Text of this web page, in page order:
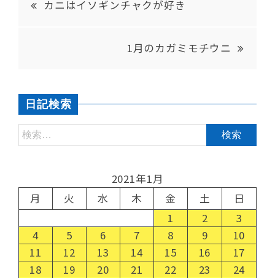
カニはイソギンチャクが好き
1月のカガミモチウニ
日記検索
2021年1月
月
火 水 木 金 土
日
1
2
3
4
5 6 7 8 9
10
11
12 13 14 15 16
17
18
19 20 21 22 23
24